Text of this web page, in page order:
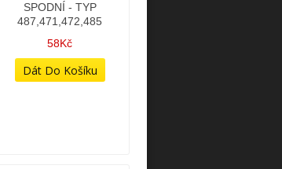
SPODNÍ - TYP
487,471,472,485
58Kč